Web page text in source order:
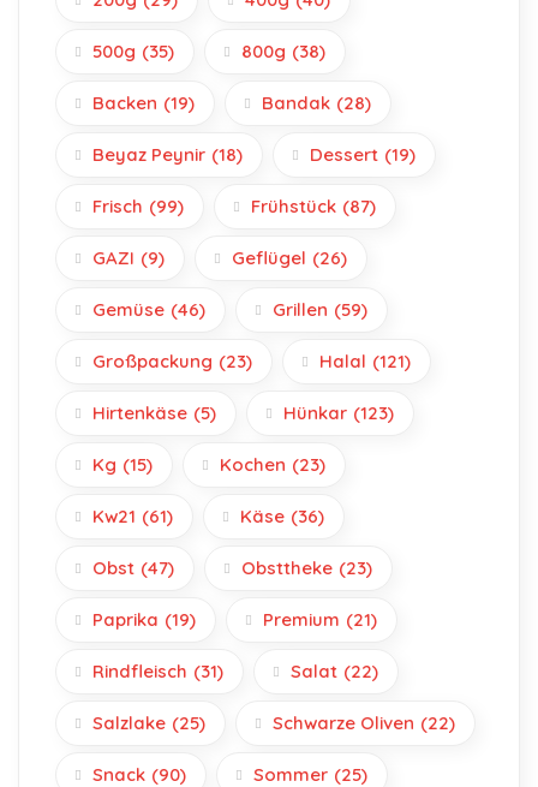
500g (35) 800g (38)
Backen (19) Bandak (28)
Beyaz Peynir (18) Dessert (19)
Frisch (99) Frühstück (87)
GAZI (9) Geflügel (26)
Gemüse (46) Grillen (59)
Großpackung (23) Halal (121)
Hirtenkäse (5) Hünkar (123)
Kg (15) Kochen (23)
Kw21 (61) Käse (36)
Obst (47) Obsttheke (23)
Paprika (19) Premium (21)
Rindfleisch (31) Salat (22)
Salzlake (25) Schwarze Oliven (22)
Snack (90) Sommer (25)